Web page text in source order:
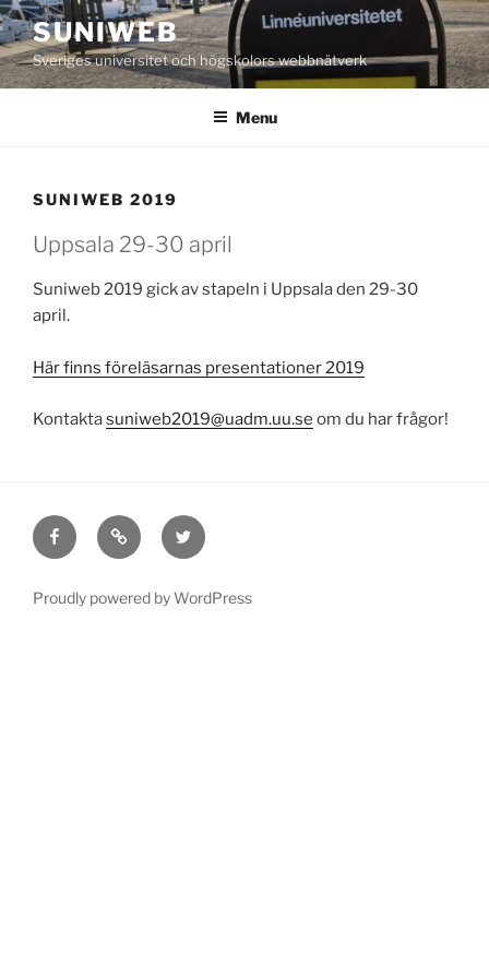
Skip
to
content
SUNIWEB
Sveriges universitet och högskolors webbnätverk
Menu
SUNIWEB 2019
Uppsala 29-30 april
Suniweb 2019 gick av stapeln i Uppsala den 29-30
april.
Här finns föreläsarnas presentationer 2019
Kontaktasuniweb2019@uadm.uu.se om du har frågor!
Facebook
E-
postlista
Twitter
Proudly powered by WordPress